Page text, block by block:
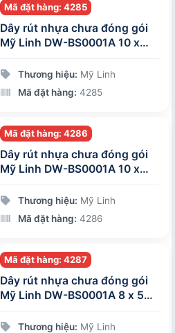
Mã đặt hàng: 4285
Dây rút nhựa chưa đóng gói
Mỹ Linh DW-BS0001A 10 x
Thương hiệu: Mỹ Linh
Mã đặt hàng: 4285
Mã đặt hàng: 4286
Dây rút nhựa chưa đóng gói
Mỹ Linh DW-BS0001A 10 x
Thương hiệu: Mỹ Linh
Mã đặt hàng: 4286
Mã đặt hàng: 4287
Dây rút nhựa chưa đóng gói
Mỹ Linh DW-BS0001A 8 x 500
Thương hiệu: Mỹ Linh